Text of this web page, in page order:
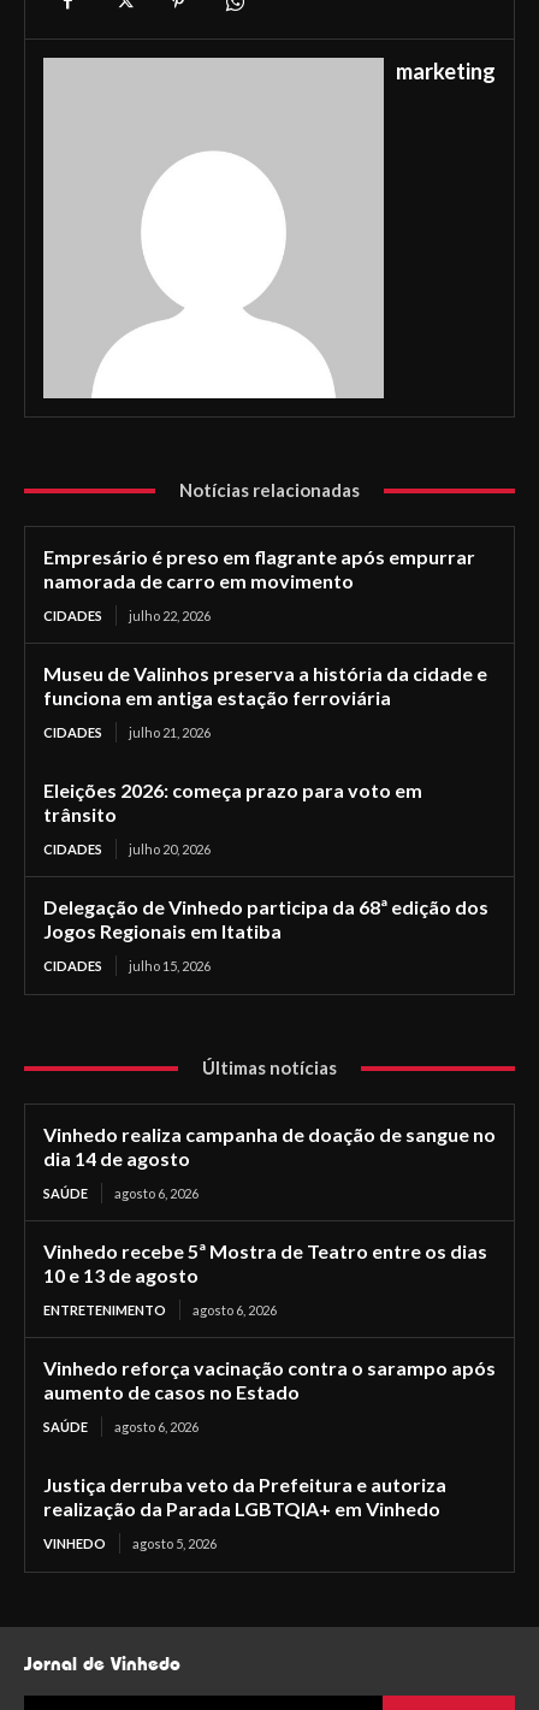
marketing
Notícias relacionadas
Empresário é preso em flagrante após empurrar
namorada de carro em movimento
CIDADES julho 22, 2026
Museu de Valinhos preserva a história da cidade e
funciona em antiga estação ferroviária
CIDADES julho 21, 2026
Eleições 2026: começa prazo para voto em
trânsito
CIDADES julho 20, 2026
Delegação de Vinhedo participa da 68ª edição dos
Jogos Regionais em Itatiba
CIDADES julho 15, 2026
Últimas notícias
Vinhedo realiza campanha de doação de sangue no
dia 14 de agosto
SAÚDE agosto 6, 2026
Vinhedo recebe 5ª Mostra de Teatro entre os dias
10 e 13 de agosto
ENTRETENIMENTO agosto 6, 2026
Vinhedo reforça vacinação contra o sarampo após
aumento de casos no Estado
SAÚDE agosto 6, 2026
Justiça derruba veto da Prefeitura e autoriza
realização da Parada LGBTQIA+ em Vinhedo
VINHEDO agosto 5, 2026
Jornal de Vinhedo